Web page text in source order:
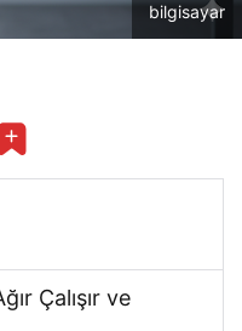
bilgisayar
Çalışır ve